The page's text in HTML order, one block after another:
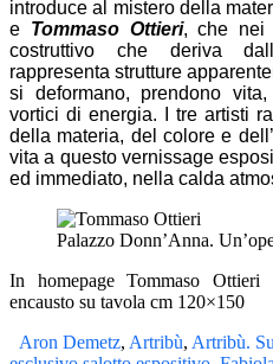
introduce al mistero della
e Tommaso Ottieri, che nei
costruttivo che deriva
rappresenta strutture
si deformano, prendono
vortici di energia. I tre artisti
della materia, del colore e
vita a questo vernissage
ed immediato, nella calda
Palazzo Donn’Anna.
In homepage Tommaso
encausto su tavola cm 120×150
Aron Demetz, Artribù, Artribù.